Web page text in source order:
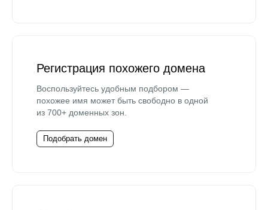
Регистрация похожего домена
Воспользуйтесь удобным подбором —
похожее имя может быть свободно в одной
из 700+ доменных зон.
Подобрать домен